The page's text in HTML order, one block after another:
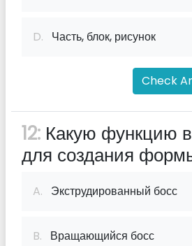
D. Часть, блок, рисунок
Check
12: Какую функцию
для создания
A. Экструдированный босс
B. Вращающийся босс